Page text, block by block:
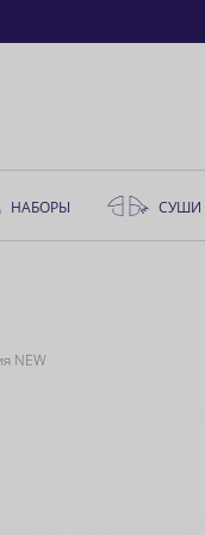
НАБОРЫ СУШИ
NEW